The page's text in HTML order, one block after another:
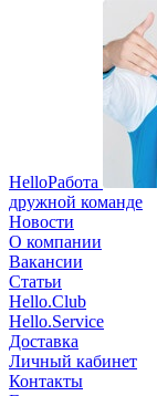
HelloРабота
дружной команде
Новости
О компании
Вакансии
Статьи
Hello.Club
Hello.Service
Доставка
Личный кабинет
Контакты